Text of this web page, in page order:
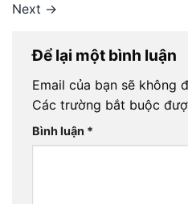
Next →
Để lại một bình luận
Email của bạn sẽ không
Các trường bắt buộc
Bình luận *